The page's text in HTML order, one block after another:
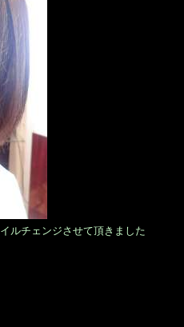
ルチェンジさせて頂きました